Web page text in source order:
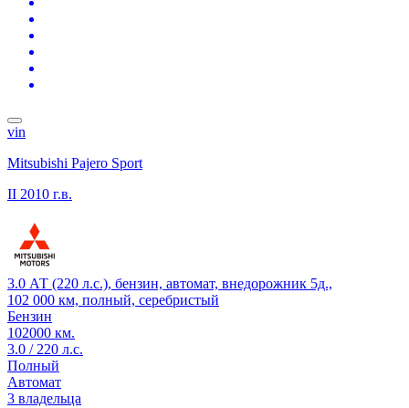
vin
Mitsubishi Pajero Sport
II 2010 г.в.
3.0 АТ (220 л.с.), бензин, автомат, внедорожник 5д.,
102 000 км, полный, серебристый
Бензин
102000 км.
3.0 / 220 л.с.
Полный
Автомат
3 владельца